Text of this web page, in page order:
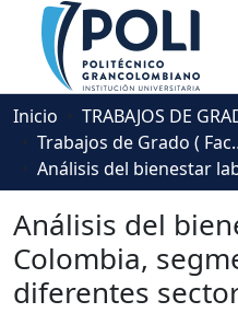
Comunidades
Descubre
Inicio
TRABAJOS DE
Trabajos de
Análisis del
Colombia,
diferentes